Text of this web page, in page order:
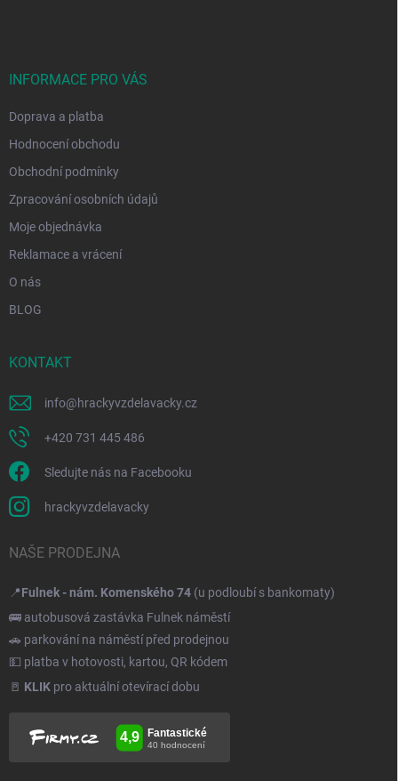
INFORMACE PRO VÁS
Doprava a platba
Hodnocení obchodu
Obchodní podmínky
Zpracování osobních údajů
Moje objednávka
Reklamace a vrácení
O nás
BLOG
KONTAKT
info@hrackyvzdelavacky.cz
+420 731 445 486
Sledujte nás na Facebooku
hrackyvzdelavacky
NAŠE PRODEJNA
📍Fulnek - nám. Komenského 74 (u podloubí s bankomaty)
🚌 autobusová zastávka Fulnek náměstí
🚗 parkování na náměstí před prodejnou
💵 platba v hotovosti, kartou, QR kódem
🚪 KLIK pro aktuální otevírací dobu